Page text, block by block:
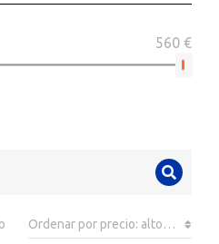
560 €